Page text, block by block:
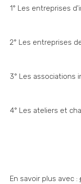
1° Les entreprises
2° Les entreprises
3° Les associations
4° Les ateliers et
En savoir plus avec :